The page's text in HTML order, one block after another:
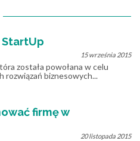
StartUp
15 września 2015
została powołana w celu
rozwiązań biznesowych...
firmę w
20 listopada 2015